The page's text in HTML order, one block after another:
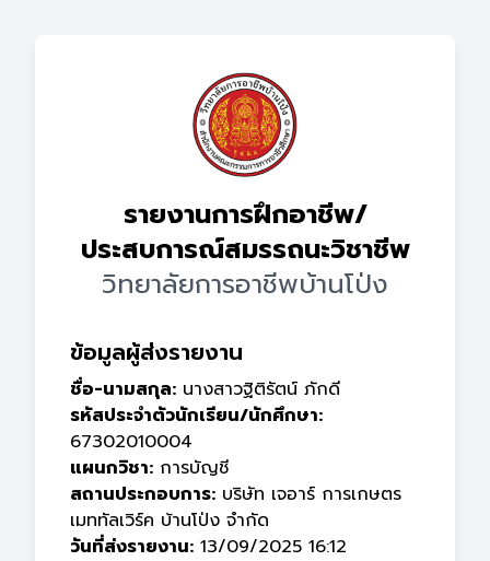
รายงานการฝึกอาชีพ/
ประสบการณ์สมรรถนะวิชาชีพ
วิทยาลัยการอาชีพบ้านโป่ง
ข้อมูลผู้ส่งรายงาน
ชื่อ-นามสกุล: นางสาวฐิติรัตน์ ภักดี
รหัสประจำตัวนักเรียน/นักศึกษา:
67302010004
แผนกวิชา: การบัญชี
สถานประกอบการ: บริษัท เจอาร์ การเกษตร
เมททัลเวิร์ค บ้านโป่ง จำกัด
วันที่ส่งรายงาน: 13/09/2025 16:12